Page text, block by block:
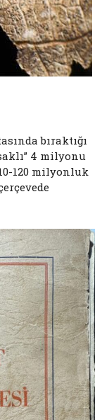
bıraktığı
4 milyonu
120 milyonluk